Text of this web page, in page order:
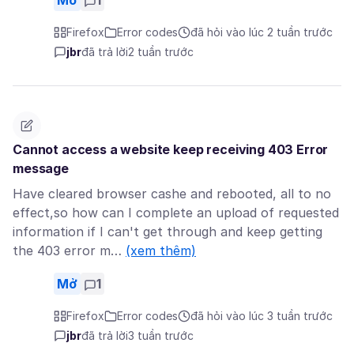
Firefox Error codes
đã hỏi vào lúc 2 tuần trước
jbrđã trả lời2 tuần trước
Cannot access a website keep receiving 403 Error
message
Have cleared browser cashe and rebooted, all to no
effect,so how can I complete an upload of requested
information if I can't get through and keep getting
the 403 error m… (xem thêm)
Mở 1
Firefox Error codes
đã hỏi vào lúc 3 tuần trước
jbrđã trả lời3 tuần trước